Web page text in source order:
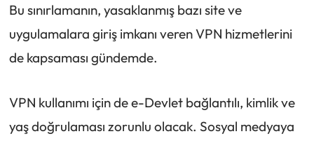
Bu sınırlamanın, yasaklanmış bazı site ve
uygulamalara giriş imkanı veren VPN hizmetlerini
de kapsaması gündemde.
VPN kullanımı için de e-Devlet bağlantılı, kimlik ve
yaş doğrulaması zorunlu olacak. Sosyal medyaya